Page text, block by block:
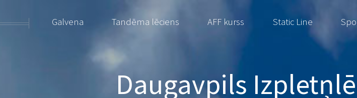
Daugavpils
Galvena Tandēma lēciens AFF kurss Static Line